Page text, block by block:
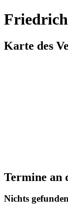
Karte des
Termine an
Nichts